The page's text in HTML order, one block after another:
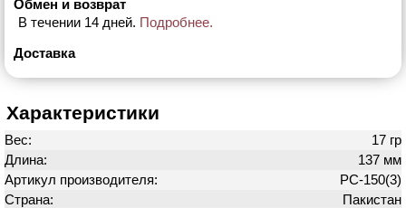
Обмен и возврат
В течении 14 дней. Подробнее.
Доставка
Характеристики
Вес:
17 гр
Длина:
137 мм
Артикул производителя:
PC-150(3)
Страна:
Пакистан